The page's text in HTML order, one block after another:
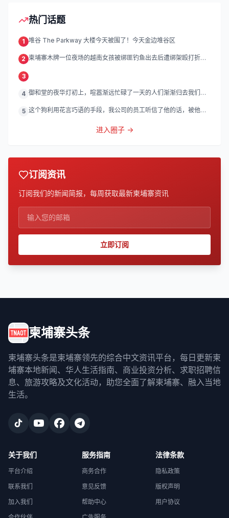
热门话题
1 堆谷 The Parkway 大楼今天被围了！今天金边堆谷区
2 柬埔寨木牌一位夜场的越南女孩被绑匪钓鱼出去后遭绑架殴打折
3
4 御和堂的夜华灯初上，喧嚣渐远忙碌了一天的人们渐渐归去我们的
5 这个狗利用花言巧语的手段，我公司的员工听信了他的话，被他带
进入圈子 →
订阅资讯
订阅我们的新闻简报，每周获取最新柬埔寨资讯
立即订阅
柬埔寨头条
柬埔寨头条是柬埔寨领先的综合中文资讯平台，每日更新柬
埔寨本地新闻、华人生活指南、商业投资分析、求职招聘信
息、旅游攻略及文化活动，助您全面了解柬埔寨、融入当地
生活。
关于我们
平台介绍
联系我们
加入我们
服务指南
商务合作
意见反馈
帮助中心
法律条款
隐私政策
版权声明
用户协议